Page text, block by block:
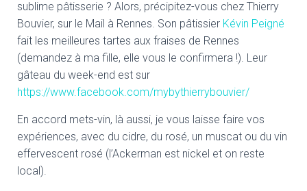
sublime pâtisserie ? Alors, précipitez-vous chez Thierry
Bouvier, sur le Mail à Rennes. Son pâtissier Kévin Peigné
fait les meilleures tartes aux fraises de Rennes
(demandez à ma fille, elle vous le confirmera !). Leur
gâteau du week-end est sur
https://www.facebook.com/mybythierrybouvier/
En accord mets-vin, là aussi, je vous laisse faire vos
expériences, avec du cidre, du rosé, un muscat ou du vin
effervescent rosé (l’Ackerman est nickel et on reste
local).